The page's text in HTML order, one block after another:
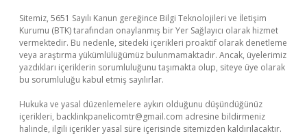
Sitemiz, 5651 Sayılı Kanun gereğince Bilgi Teknolojileri ve İletişim
Kurumu (BTK) tarafından onaylanmış bir Yer Sağlayıcı olarak hizmet
vermektedir. Bu nedenle, sitedeki içerikleri proaktif olarak denetleme
veya araştırma yükümlülüğümüz bulunmamaktadır. Ancak, üyelerimiz
yazdıkları içeriklerin sorumluluğunu taşımakta olup, siteye üye olarak
bu sorumluluğu kabul etmiş sayılırlar.
Hukuka ve yasal düzenlemelere aykırı olduğunu düşündüğünüz
içerikleri, backlinkpanelicomtr@gmail.com adresine bildirmeniz
halinde, ilgili içerikler yasal süre içerisinde sitemizden kaldırılacaktır.